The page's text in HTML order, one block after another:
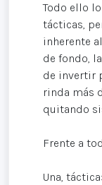
Todo ello
tácticas,
inherente
de fondo,
de invertir
rinda más
quitando
Frente a
Una,